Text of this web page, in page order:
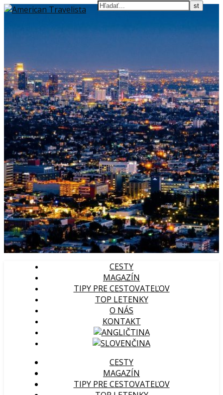
CESTY
MAGAZÍN
TIPY PRE CESTOVATEĽOV
TOP LETENKY
O NÁS
KONTAKT
CESTY
MAGAZÍN
TIPY PRE CESTOVATEĽOV